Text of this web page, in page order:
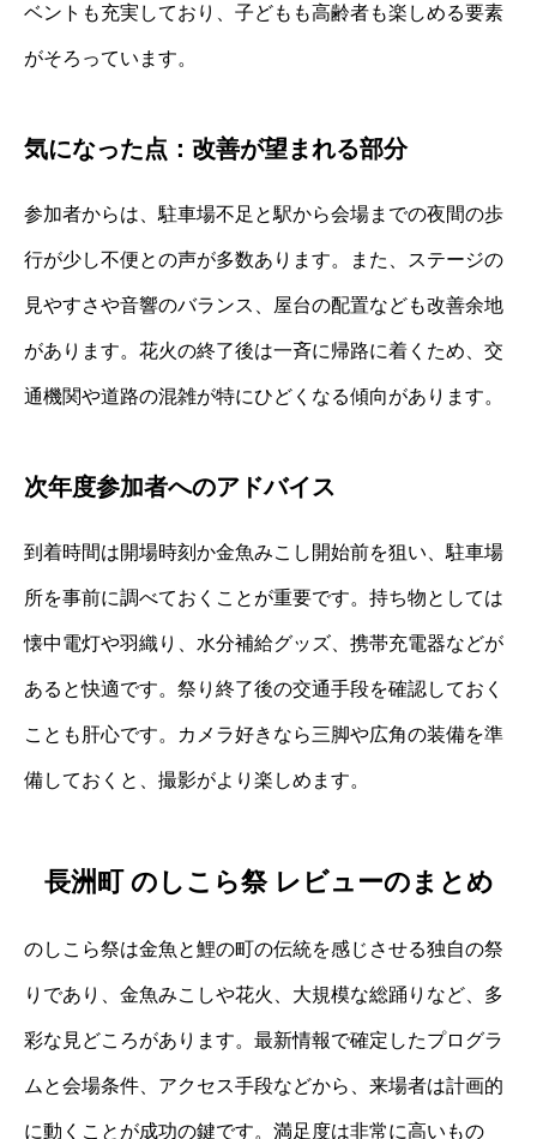
ベントも充実しており、子どもも高齢者も楽しめる要素
がそろっています。
気になった点：改善が望まれる部分
参加者からは、駐車場不足と駅から会場までの夜間の歩
行が少し不便との声が多数あります。また、ステージの
見やすさや音響のバランス、屋台の配置なども改善余地
があります。花火の終了後は一斉に帰路に着くため、交
通機関や道路の混雑が特にひどくなる傾向があります。
次年度参加者へのアドバイス
到着時間は開場時刻か金魚みこし開始前を狙い、駐車場
所を事前に調べておくことが重要です。持ち物としては
懐中電灯や羽織り、水分補給グッズ、携帯充電器などが
あると快適です。祭り終了後の交通手段を確認しておく
ことも肝心です。カメラ好きなら三脚や広角の装備を準
備しておくと、撮影がより楽しめます。
長洲町 のしこら祭 レビューのまとめ
のしこら祭は金魚と鯉の町の伝統を感じさせる独自の祭
りであり、金魚みこしや花火、大規模な総踊りなど、多
彩な見どころがあります。最新情報で確定したプログラ
ムと会場条件、アクセス手段などから、来場者は計画的
に動くことが成功の鍵です。満足度は非常に高いもの